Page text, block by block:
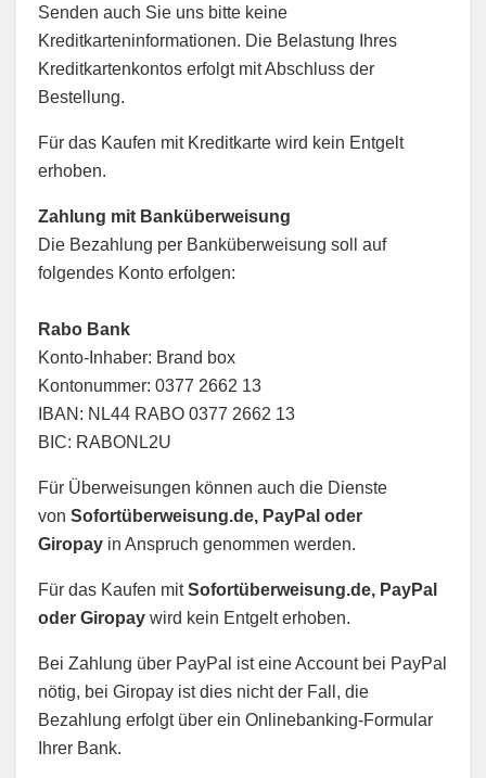
Senden auch Sie uns bitte keine
Kreditkarteninformationen. Die Belastung Ihres
Kreditkartenkontos erfolgt mit Abschluss der
Bestellung.
Für das Kaufen mit Kreditkarte wird kein Entgelt
erhoben.
Zahlung mit Banküberweisung
Die Bezahlung per Banküberweisung soll auf
folgendes Konto erfolgen:
Rabo Bank
Konto-Inhaber: Brand box
Kontonummer: 0377 2662 13
IBAN: NL44 RABO 0377 2662 13
BIC: RABONL2U
Für Überweisungen können auch die Dienste
von Sofortüberweisung.de, PayPal oder
Giropay in Anspruch genommen werden.
Für das Kaufen mitSofortüberweisung.de, PayPal
oder Giropay wird kein Entgelt erhoben.
Bei Zahlung über PayPal ist eine Account bei PayPal
nötig, bei Giropay ist dies nicht der Fall, die
Bezahlung erfolgt über ein Onlinebanking-Formular
Ihrer Bank.